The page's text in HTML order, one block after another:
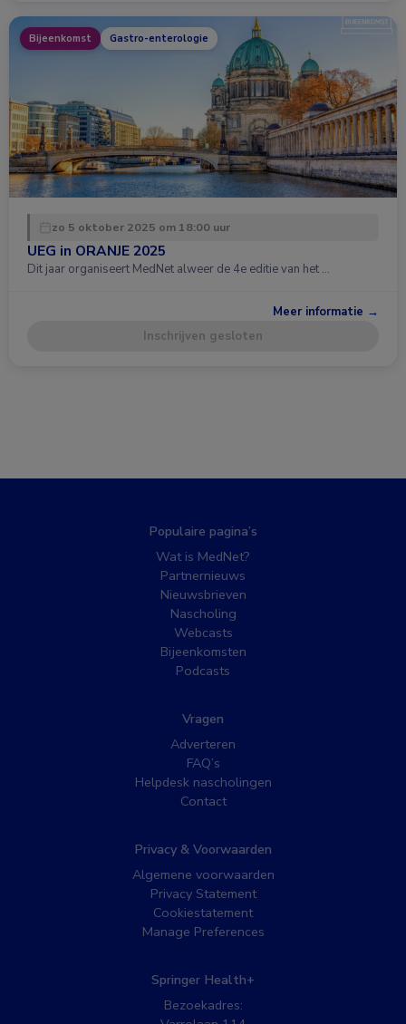
Bijeenkomst Gastro-enterologie
zo 5 oktober 2025 om 18:00 uur
UEG in ORANJE 2025
Dit jaar organiseert MedNet alweer de 4e editie van het …
Meer informatie →
Inschrijven gesloten
Populaire pagina’s
Wat is MedNet?
Partnernieuws
Nieuwsbrieven
Nascholing
Webcasts
Bijeenkomsten
Podcasts
Vragen
Adverteren
FAQ’s
Helpdesk nascholingen
Contact
Privacy & Voorwaarden
Algemene voorwaarden
Privacy Statement
Cookiestatement
Manage Preferences
Springer Health+
Bezoekadres: